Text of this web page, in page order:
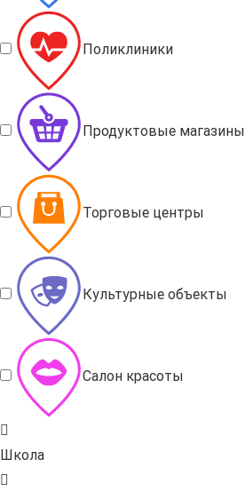
Поликлиники
Продуктовые магазины
Торговые центры
Культурные объекты
Салон красоты
Школа